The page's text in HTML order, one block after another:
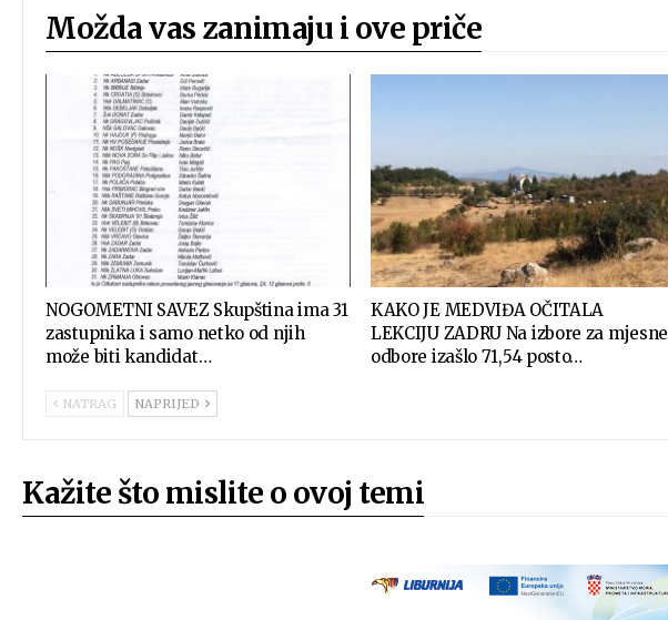
Možda vas zanimaju i ove priče
NOGOMETNI SAVEZ Skupština ima 31
zastupnika i samo netko od njih
može biti kandidat…
KAKO JE MEDVIĐA OČITALA
LEKCIJU ZADRU Na izbore za mjesne
odbore izašlo 71,54 posto…
NATRAG NAPRIJED
Kažite što mislite o ovoj temi